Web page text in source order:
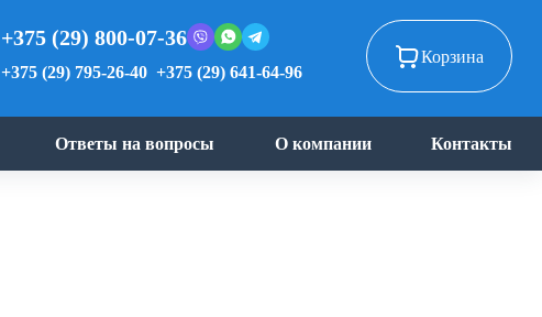
+375 (29) 800-07-36
+375 (29) 795-26-40 +375 (29) 641-64-96
Корзина
Ответы на вопросы О компании Контакты